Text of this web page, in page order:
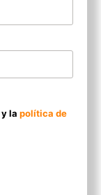
y la política de